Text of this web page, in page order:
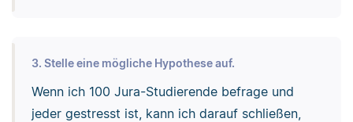
3. Stelle eine mögliche Hypothese auf.
Wenn ich 100 Jura-Studierende befrage und
jeder gestresst ist, kann ich darauf schließen,